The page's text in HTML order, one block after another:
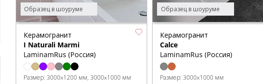
Образец в шоуруме
Керамогранит
I Naturali Marmi
LaminamRus (Россия)
Размер: 3000x1200 мм 3000x1000 мм
Образец в шоуруме
Керамогранит
Calce
LaminamRus (Россия)
Размер:3000x1000 мм